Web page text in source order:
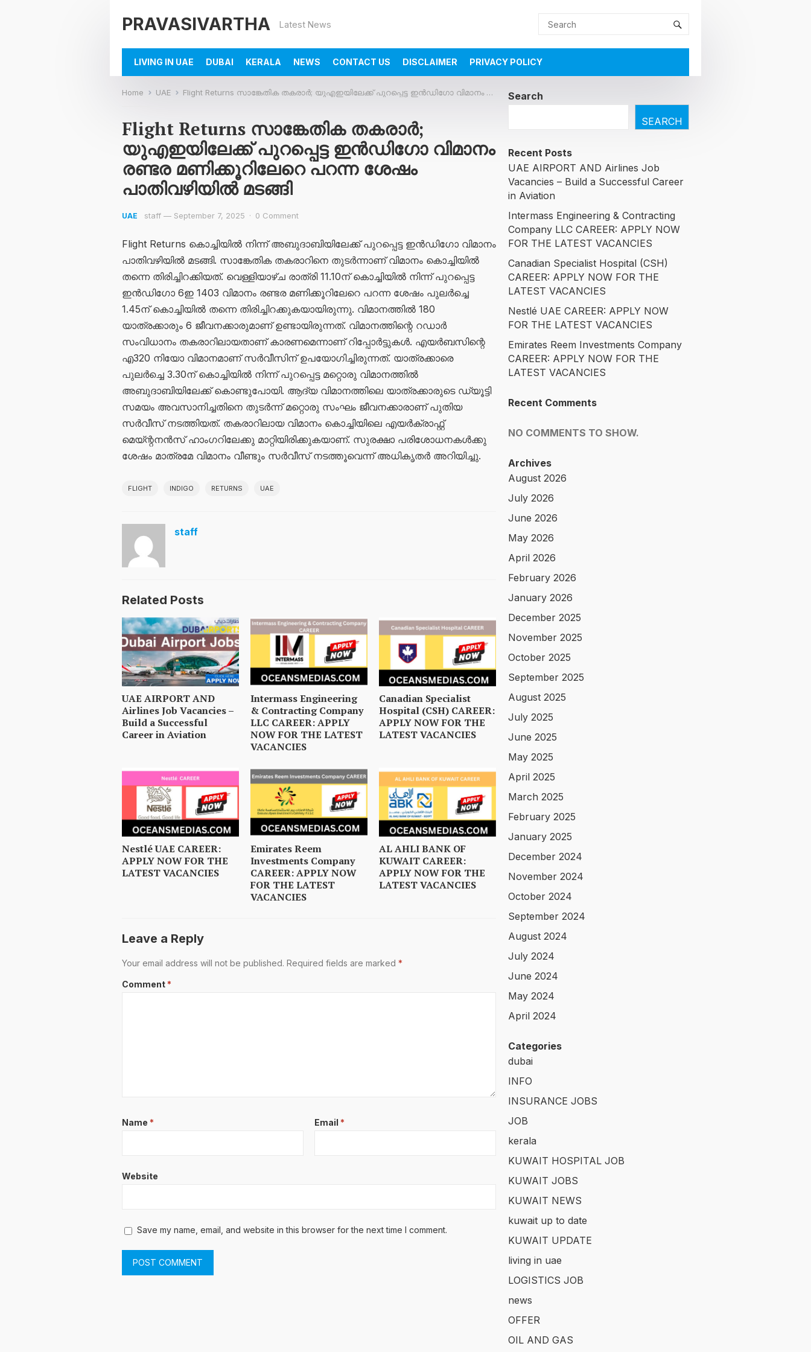
PRAVASIVARTHA Latest News
LIVING IN UAE DUBAI KERALA NEWS CONTACT US DISCLAIMER PRIVACY POLICY
Home UAE Flight Returns സാങ്കേതിക തകരാർ; യുഎഇയിലേക്ക് പുറപ്പെട്ട ഇൻഡിഗോ വിമാനം രണ്ടര മണിക്കൂറിലേറെ പറന്ന ശേഷം പാതിവഴിയിൽ മടങ്ങി
Flight Returns സാങ്കേതിക തകരാർ;
യുഎഇയിലേക്ക് പുറപ്പെട്ട ഇൻഡിഗോ വിമാനം
രണ്ടര മണിക്കൂറിലേറെ പറന്ന ശേഷം
പാതിവഴിയിൽ മടങ്ങി
UAE staff — September 7, 2025 · 0 Comment
Flight Returns കൊച്ചിയിൽ നിന്ന് അബുദാബിയിലേക്ക് പുറപ്പെട്ട ഇൻഡിഗോ വിമാനം
പാതിവഴിയിൽ മടങ്ങി. സാങ്കേതിക തകരാറിനെ തുടർന്നാണ് വിമാനം കൊച്ചിയിൽ
തന്നെ തിരിച്ചിറക്കിയത്. വെള്ളിയാഴ്ച രാത്രി 11.10ന് കൊച്ചിയിൽ നിന്ന് പുറപ്പെട്ട
ഇൻഡിഗോ 6ഇ 1403 വിമാനം രണ്ടര മണിക്കൂറിലേറെ പറന്ന ശേഷം പുലർച്ചെ
1.45ന് കൊച്ചിയിൽ തന്നെ തിരിച്ചിറക്കുകയായിരുന്നു. വിമാനത്തിൽ 180
യാത്രക്കാരും 6 ജീവനക്കാരുമാണ് ഉണ്ടായിരുന്നത്. വിമാനത്തിന്റെ റഡാർ
സംവിധാനം തകരാറിലായതാണ് കാരണമെന്നാണ് റിപ്പോർട്ടുകൾ. എയർബസിന്റെ
എ320 നിയോ വിമാനമാണ് സർവീസിന് ഉപയോഗിച്ചിരുന്നത്. യാത്രക്കാരെ
പുലർച്ചെ 3.30ന് കൊച്ചിയിൽ നിന്ന് പുറപ്പെട്ട മറ്റൊരു വിമാനത്തിൽ
അബുദാബിയിലേക്ക് കൊണ്ടുപോയി. ആദ്യ വിമാനത്തിലെ യാത്രക്കാരുടെ ഡ്യൂട്ടി
സമയം അവസാനിച്ചതിനെ തുടർന്ന് മറ്റൊരു സംഘം ജീവനക്കാരാണ് പുതിയ
സർവീസ് നടത്തിയത്. തകരാറിലായ വിമാനം കൊച്ചിയിലെ എയർക്രാഫ്റ്റ്
മെയ്ന്റനൻസ് ഹാംഗറിലേക്കു മാറ്റിയിരിക്കുകയാണ്. സുരക്ഷാ പരിശോധനകൾക്കു
ശേഷം മാത്രമേ വിമാനം വീണ്ടും സർവീസ് നടത്തൂവെന്ന് അധികൃതർ അറിയിച്ചു.
FLIGHT INDIGO RETURNS UAE
staff
Related Posts
UAE AIRPORT AND
Airlines Job Vacancies –
Build a Successful
Career in Aviation
Intermass Engineering
& Contracting Company
LLC CAREER: APPLY
NOW FOR THE LATEST
VACANCIES
Canadian Specialist
Hospital (CSH) CAREER:
APPLY NOW FOR THE
LATEST VACANCIES
Nestlé UAE CAREER:
APPLY NOW FOR THE
LATEST VACANCIES
Emirates Reem
Investments Company
CAREER: APPLY NOW
FOR THE LATEST
VACANCIES
AL AHLI BANK OF
KUWAIT CAREER:
APPLY NOW FOR THE
LATEST VACANCIES
Leave a Reply
Your email address will not be published. Required fields are marked *
Comment *
Name * Email *
Website
Save my name, email, and website in this browser for the next time I comment.
Search
SEARCH
Recent Posts
UAE AIRPORT AND Airlines Job
Vacancies – Build a Successful Career
in Aviation
Intermass Engineering & Contracting
Company LLC CAREER: APPLY NOW
FOR THE LATEST VACANCIES
Canadian Specialist Hospital (CSH)
CAREER: APPLY NOW FOR THE
LATEST VACANCIES
Nestlé UAE CAREER: APPLY NOW
FOR THE LATEST VACANCIES
Emirates Reem Investments Company
CAREER: APPLY NOW FOR THE
LATEST VACANCIES
Recent Comments
NO COMMENTS TO SHOW.
Archives
August 2026
July 2026
June 2026
May 2026
April 2026
February 2026
January 2026
December 2025
November 2025
October 2025
September 2025
August 2025
July 2025
June 2025
May 2025
April 2025
March 2025
February 2025
January 2025
December 2024
November 2024
October 2024
September 2024
August 2024
July 2024
June 2024
May 2024
April 2024
Categories
dubai
INFO
INSURANCE JOBS
JOB
kerala
KUWAIT HOSPITAL JOB
KUWAIT JOBS
KUWAIT NEWS
kuwait up to date
KUWAIT UPDATE
living in uae
LOGISTICS JOB
news
OFFER
OIL AND GAS